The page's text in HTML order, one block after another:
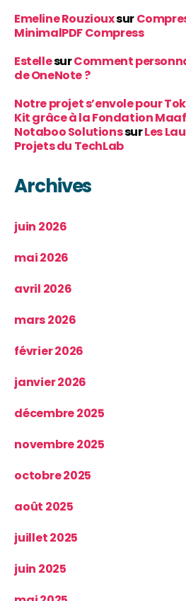
Emeline Rouziouxsur
MinimalPDF Compress
EstellesurComment
de OneNote ?
Notre projet s’envole pour
Kit grâce à la Fondation
Notaboo SolutionssurLes
Projets du TechLab
Archives
juin 2026
mai 2026
avril 2026
mars 2026
février 2026
janvier 2026
décembre 2025
novembre 2025
octobre 2025
août 2025
juillet 2025
juin 2025